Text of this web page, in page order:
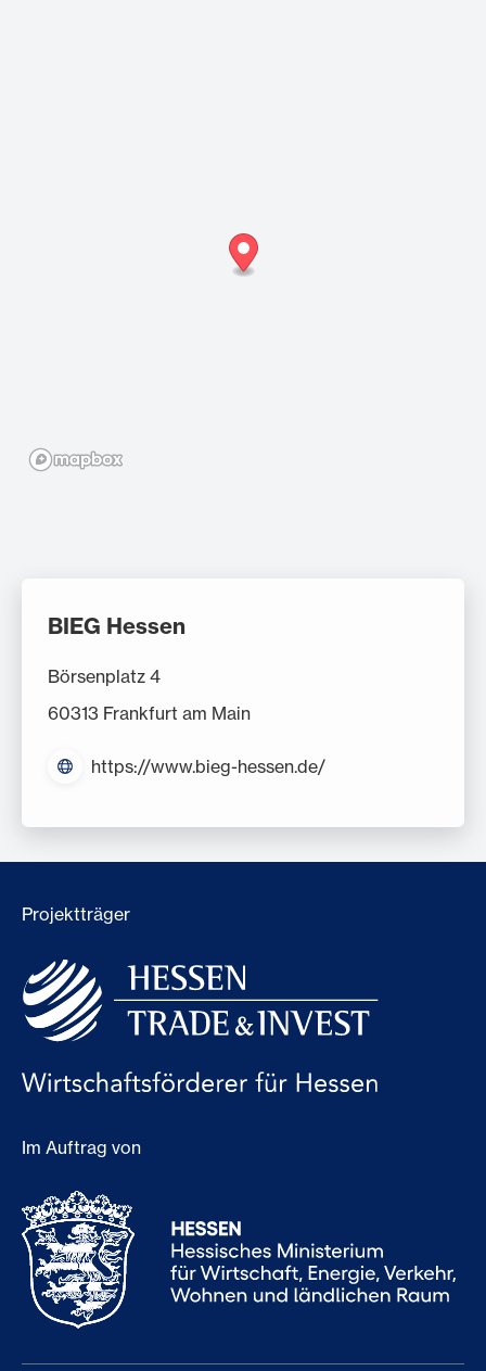
BIEG Hessen
Börsenplatz 4
60313 Frankfurt am Main
https://www.bieg-hessen.de/
Projektträger
Im Auftrag von